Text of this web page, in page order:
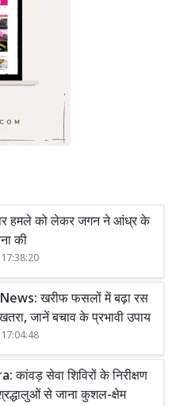
पर हमले को लेकर जगन ने आंध्र के
की
खरीफ फसलों में बढ़ा रस
जानें बचाव के प्रभावी उपाय
सेवा शिविरों के निरीक्षण
से जाना कुशल-क्षेम